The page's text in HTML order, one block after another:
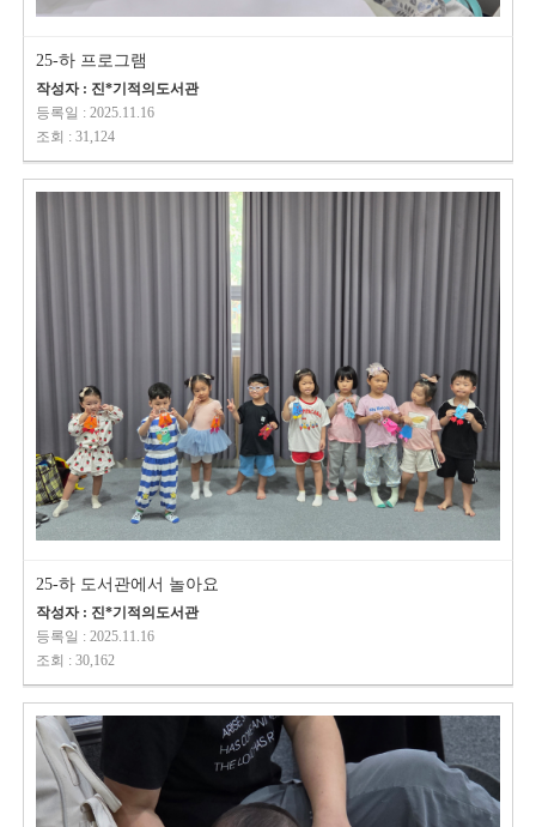
25-하 프로그램
작성자 : 진*기적의도서관
등록일 : 2025.11.16
조회 : 31,124
25-하 도서관에서 놀아요
작성자 : 진*기적의도서관
등록일 : 2025.11.16
조회 : 30,162